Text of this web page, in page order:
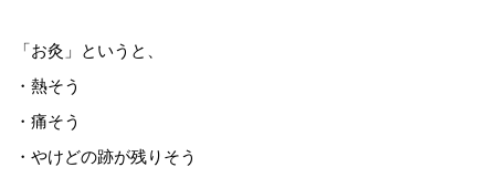
「お灸」というと、
・熱そう
・痛そう
・やけどの跡が残りそう